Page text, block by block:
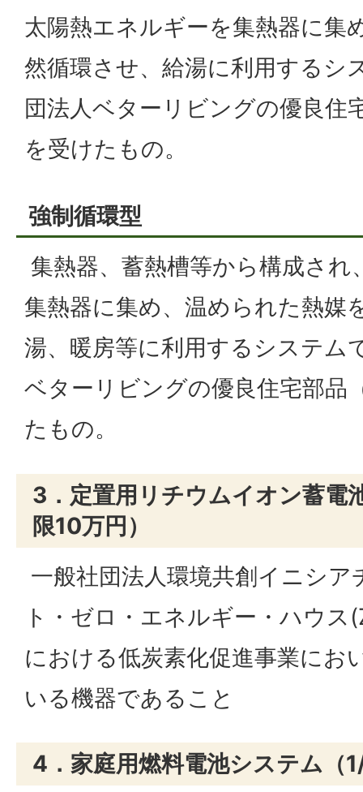
太陽熱エネルギーを集熱器に集
然循環させ、給湯に利用するシ
団法人ベターリビングの優良住
を受けたもの。
強制循環型
集熱器、蓄熱槽等から構成さ
集熱器に集め、温められた熱媒
湯、暖房等に利用するシステム
ベターリビングの優良住宅部品
たもの。
3．定置用リチウムイオン蓄電
限10万円）
一般社団法人環境共創イニシア
ト・ゼロ・エネルギー・ハウス
における低炭素化促進事業にお
いる機器であること
4．家庭用燃料電池システム（